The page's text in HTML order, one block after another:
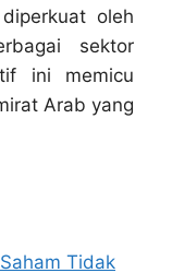
oleh
sektor
ini memicu
Arab yang
Tidak